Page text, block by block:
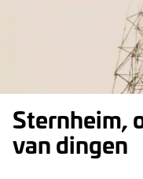
Sternheim,
van dingen